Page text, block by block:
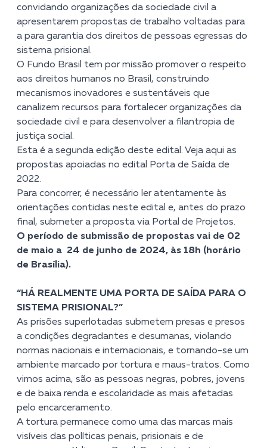
convidando organizações da sociedade civil a
apresentarem propostas de trabalho voltadas para
a para garantia dos direitos de pessoas egressas do
sistema prisional.
O Fundo Brasil tem por missão promover o respeito
aos direitos humanos no Brasil, construindo
mecanismos inovadores e sustentáveis que
canalizem recursos para fortalecer organizações da
sociedade civil e para desenvolver a filantropia de
justiça social.
Esta é a segunda edição deste edital. Veja aqui as
propostas apoiadas no edital Porta de Saída de
2022.
Para concorrer, é necessário ler atentamente às
orientações contidas neste edital e, antes do prazo
final, submeter a proposta via Portal de Projetos.
O período de submissão de propostas vai de 02
de maio a 24 de junho de 2024, às 18h (horário
de Brasília).
“HÁ REALMENTE UMA PORTA DE SAÍDA PARA O
SISTEMA PRISIONAL?”
As prisões superlotadas submetem presas e presos
a condições degradantes e desumanas, violando
normas nacionais e internacionais, e tornando-se um
ambiente marcado por tortura e maus-tratos. Como
vimos acima, são as pessoas negras, pobres, jovens
e de baixa renda e escolaridade as mais afetadas
pelo encarceramento.
A tortura permanece como uma das marcas mais
visíveis das políticas penais, prisionais e de